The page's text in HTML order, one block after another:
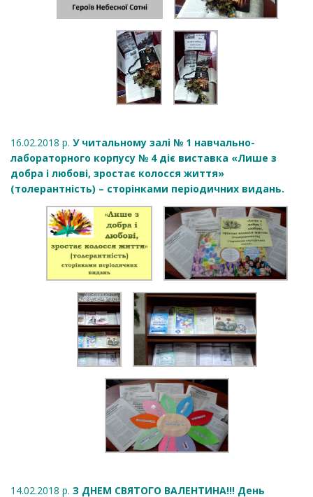
16.02.2018 р. У читальному залі № 1 навчально-
лабораторного корпусу № 4 діє виставка «Лише з
добра і любові, зростає колосся життя»
(толерантність) – сторінками періодичних видань.
14.02.2018 р. З ДНЕМ СВЯТОГО ВАЛЕНТИНА!!! День